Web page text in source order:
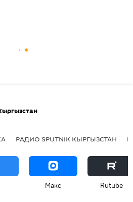
РАДИО SPUTNIK КЫРГЫЗСТАН
Макс Rutube